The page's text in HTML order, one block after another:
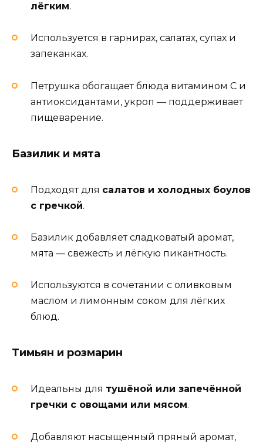
лёгким.
Используется в гарнирах, салатах, супах и
запеканках.
Петрушка обогащает блюда витамином C и
антиоксидантами, укроп — поддерживает
пищеварение.
Базилик и мята
Подходят для салатов и холодных боулов
с гречкой.
Базилик добавляет сладковатый аромат,
мята — свежесть и лёгкую пикантность.
Используются в сочетании с оливковым
маслом и лимонным соком для лёгких
блюд.
Тимьян и розмарин
Идеальны для тушёной или запечённой
гречки с овощами или мясом.
Добавляют насыщенный пряный аромат,